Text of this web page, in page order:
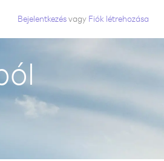
Bejelentkezésvagy Fiók létrehozása